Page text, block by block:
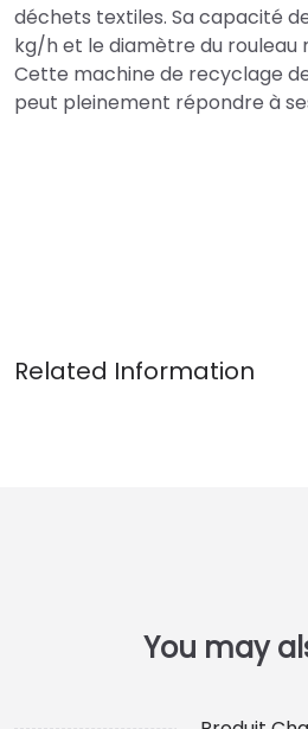
déchets textiles. Sa capacité
kg/h et le diamètre du rouleau
Cette machine de recyclage
peut pleinement répondre à